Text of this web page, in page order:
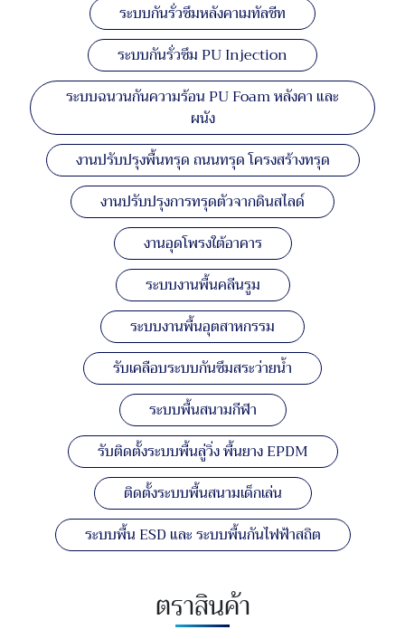
ระบบกันรั่วซึมหลังคาเมทัลชีท
ระบบกันรั่วซึม PU Injection
ระบบฉนวนกันความร้อน PU Foam หลังคา และ
ผนัง
งานปรับปรุงพื้นทรุด ถนนทรุด โครงสร้างทรุด
งานปรับปรุงการทรุดตัวจากดินสไลด์
งานอุดโพรงใต้อาคาร
ระบบงานพื้นคลีนรูม
ระบบงานพื้นอุตสาหกรรม
รับเคลือบระบบกันซึมสระว่ายน้ำ
ระบบพื้นสนามกีฬา
รับติดตั้งระบบพื้นลู่วิ่ง พื้นยาง EPDM
ติดตั้งระบบพื้นสนามเด็กเล่น
ระบบพื้น ESD และ ระบบพื้นกันไฟฟ้าสถิต
ตราสินค้า